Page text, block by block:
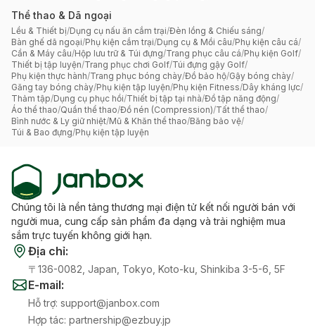
Thể thao & Dã ngoại
Lều & Thiết bị/Dụng cụ nấu ăn cắm trại/Đèn lồng & Chiếu sáng/
Bàn ghế dã ngoại/Phụ kiện cắm trại/Dụng cụ & Mồi câu/Phụ kiện câu cá/
Cần & Máy câu/Hộp lưu trữ & Túi đựng/Trang phục câu cá/Phụ kiện Golf/
Thiết bị tập luyện/Trang phục chơi Golf/Túi đựng gậy Golf/
Phụ kiện thực hành/Trang phục bóng chày/Đồ bảo hộ/Gậy bóng chày/
Găng tay bóng chày/Phụ kiện tập luyện/Phụ kiện Fitness/Dây kháng lực/
Thảm tập/Dụng cụ phục hồi/Thiết bị tập tại nhà/Đồ tập năng động/
Áo thể thao/Quần thể thao/Đồ nén (Compression)/Tất thể thao/
Bình nước & Ly giữ nhiệt/Mũ & Khăn thể thao/Băng bảo vệ/
Túi & Bao đựng/Phụ kiện tập luyện
Chúng tôi là nền tảng thương mại điện tử kết nối người bán với
người mua, cung cấp sản phẩm đa dạng và trải nghiệm mua
sắm trực tuyến không giới hạn.
Địa chỉ:
〒136-0082, Japan, Tokyo, Koto-ku, Shinkiba 3-5-6, 5F
E-mail:
Hỗ trợ: support@janbox.com
Hợp tác: partnership@ezbuy.jp